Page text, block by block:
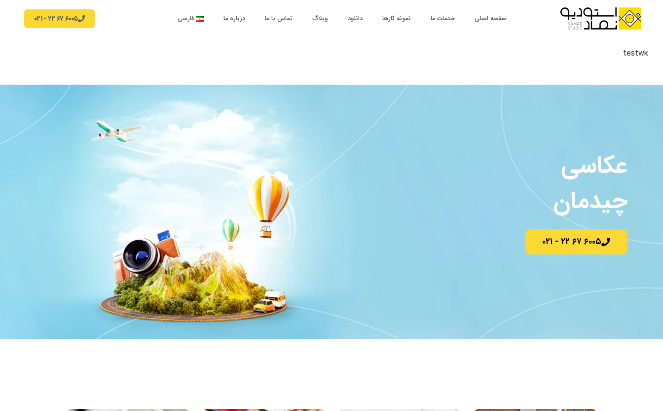
صفحه اصلی خدمات ما نمونه کارها دانلود وبلاگ تماس با ما درباره ما فارسی ۶۰۰۵ ۶۷ ۲۲ - ۰۲۱
testwk
عکاسی
چیدمان
۶۰۰۵ ۶۷ ۲۲ - ۰۲۱